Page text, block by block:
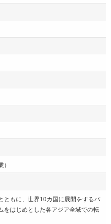
ともに、世界10カ国に展開をするパ
をはじめとした各アジア全域での転